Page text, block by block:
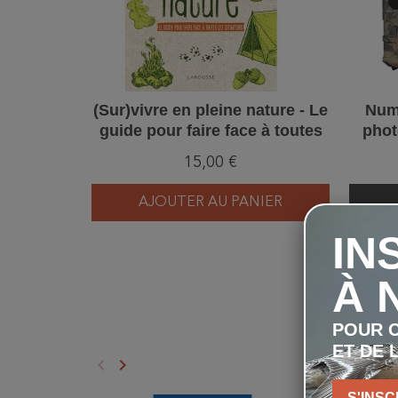
(Sur)vivre en pleine nature - Le
guide pour faire face à toutes
les situations
15,00 €
AJOUTER AU PANIER
Précédent
keyboard_arrow_left Suivant
keyboard_arrow_right
À
POUR
ET DE